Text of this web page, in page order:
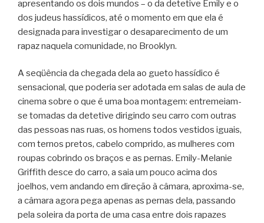
apresentando os dois mundos – o da detetive Emily e o
dos judeus hassídicos, até o momento em que ela é
designada para investigar o desaparecimento de um
rapaz naquela comunidade, no Brooklyn.
A seqüência da chegada dela ao gueto hassídico é
sensacional, que poderia ser adotada em salas de aula de
cinema sobre o que é uma boa montagem: entremeiam-
se tomadas da detetive dirigindo seu carro com outras
das pessoas nas ruas, os homens todos vestidos iguais,
com ternos pretos, cabelo comprido, as mulheres com
roupas cobrindo os braços e as pernas. Emily-Melanie
Griffith desce do carro, a saia um pouco acima dos
joelhos, vem andando em direção à câmara, aproxima-se,
a câmara agora pega apenas as pernas dela, passando
pela soleira da porta de uma casa entre dois rapazes